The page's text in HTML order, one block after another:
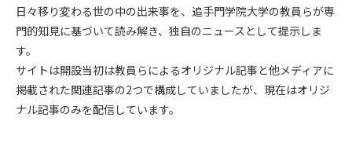
グローバル
スポーツと文化
こころとからだ
日々移り変わる世の中の出来事を、追手門学院大学の教員らが専
門的知見に基づいて読み解き、独自のニュースとして提示しま
す。
サイトは開設当初は教員らによるオリジナル記事と他メディアに
掲載された関連記事の2つで構成していましたが、現在はオリジ
ナル記事のみを配信しています。